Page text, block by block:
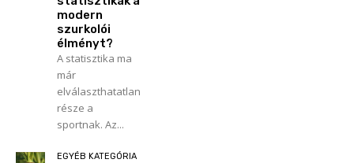
modern
szurkolói
élményt?
A statisztika ma
már
elválaszthatatlan
része a
sportnak. Az...
EGYÉB KATEGÓRIA